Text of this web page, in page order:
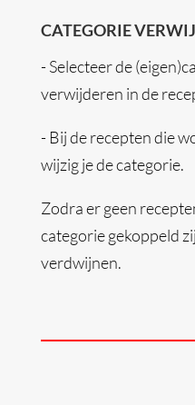
CATEGORIE
- Selecteer de
verwijderen in de
- Bij de recepten die
wijzig je de categorie.
Zodra er geen
categorie gekoppeld
verdwijnen.